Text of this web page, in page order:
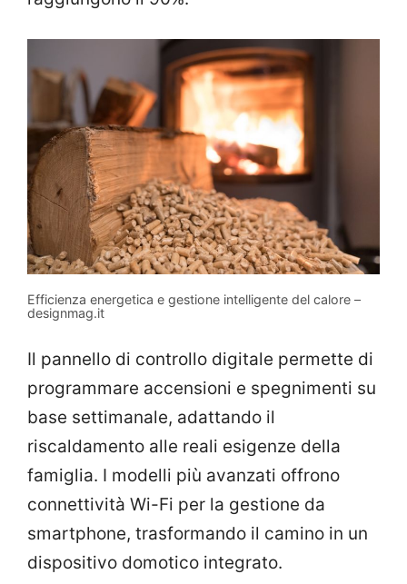
Efficienza energetica e gestione intelligente del calore –
designmag.it
Il pannello di controllo digitale permette di
programmare accensioni e spegnimenti su
base settimanale, adattando il
riscaldamento alle reali esigenze della
famiglia. I modelli più avanzati offrono
connettività Wi-Fi per la gestione da
smartphone, trasformando il camino in un
dispositivo domotico integrato.